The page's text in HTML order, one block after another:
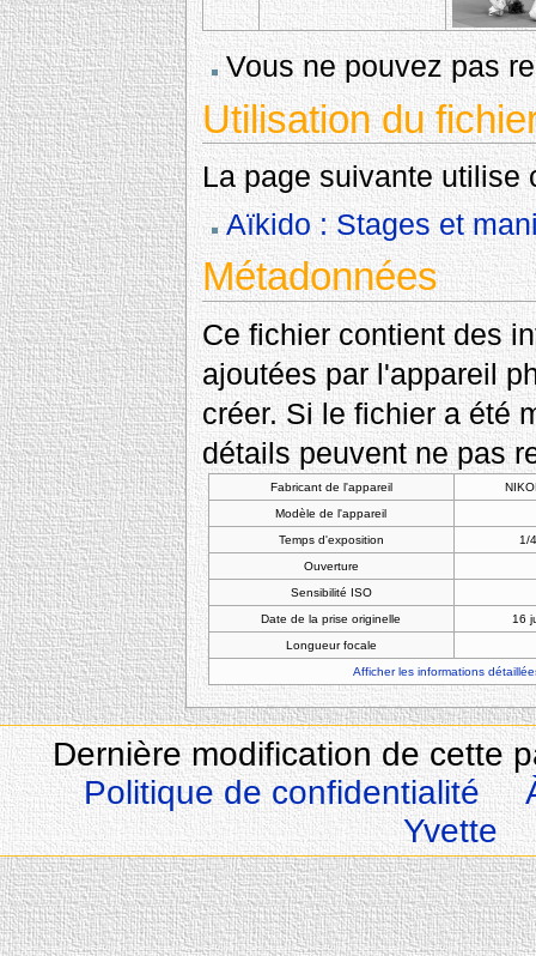
Vous ne pouvez pas
Utilisation du
La page suivante utilise
Aïkido : Stages et
Métadonnées
Ce fichier contient des
ajoutées par l'appareil
créer. Si le fichier a été
détails peuvent ne pas
Fabricant de l'appareil
Modèle de l'appareil
Temps d'exposition
1/
Ouverture
Sensibilité ISO
Date de la prise originelle
16
Longueur focale
Afficher les informations
Dernière modification de cette
Politique de confidentialité
Yvette